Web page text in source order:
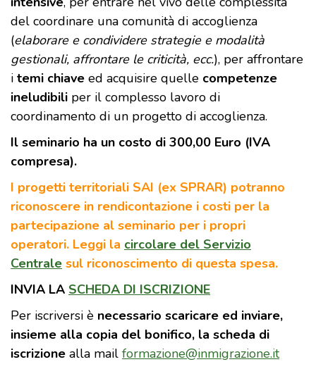
del coordinare una comunità di accoglienza
(elaborare e condividere strategie e modalità
gestionali, affrontare le criticità, ecc.), per affrontare
i temi chiave ed acquisire quelle competenze
ineludibili per il complesso lavoro di
coordinamento di un progetto di accoglienza.
Il seminario ha un costo di 300,00 Euro (IVA
compresa).
I progetti territoriali SAI (ex SPRAR) potranno
riconoscere in rendicontazione i costi per la
partecipazione al seminario per i propri
operatori. Leggi la circolare del Servizio
Centrale sul riconoscimento di questa spesa.
INVIA LA SCHEDA DI ISCRIZIONE
Per iscriversi è necessario scaricare ed inviare,
insieme alla copia del bonifico, la scheda di
iscrizione alla mail formazione@inmigrazione.it